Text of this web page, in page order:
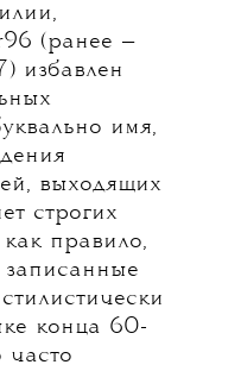
(ранее —
избавлен
имя,
выходящих
строгих
правило,
записанные
конца 60-
часто